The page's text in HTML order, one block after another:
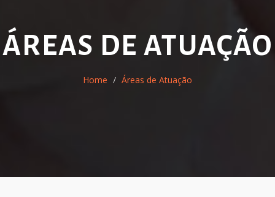
ÁREAS DE ATUAÇÃO
Home Áreas de Atuação